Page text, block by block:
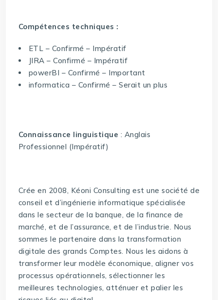
Compétences techniques :
ETL – Confirmé – Impératif
JIRA – Confirmé – Impératif
powerBI – Confirmé – Important
informatica – Confirmé – Serait un plus
Connaissance linguistique : Anglais
Professionnel (Impératif)
Crée en 2008, Kéoni Consulting est une société de
conseil et d’ingénierie informatique spécialisée
dans le secteur de la banque, de la finance de
marché, et de l’assurance, et de l’industrie. Nous
sommes le partenaire dans la transformation
digitale des grands Comptes. Nous les aidons à
transformer leur modèle économique, aligner vos
processus opérationnels, sélectionner les
meilleures technologies, atténuer et palier les